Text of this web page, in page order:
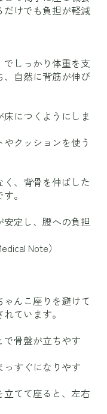
だけでも負担が軽減
しっかり体重を支
、自然に背筋が伸び
につくようにしま
クッションを使う
、背骨を伸ばした
。
定し、腰への負担
Note）
んこ座りを避けて
ています。
で骨盤が立ちやす
っすぐになりやす
立てて座ると、左右